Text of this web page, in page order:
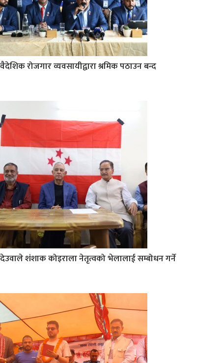
वैदेशिक रोजगार व्यवसायीद्वारा श्रमिक पठाउन बन्द
देउवाले शंशाक कोइराला नेतृत्वको भेलालाई सम्बोधन गर्ने